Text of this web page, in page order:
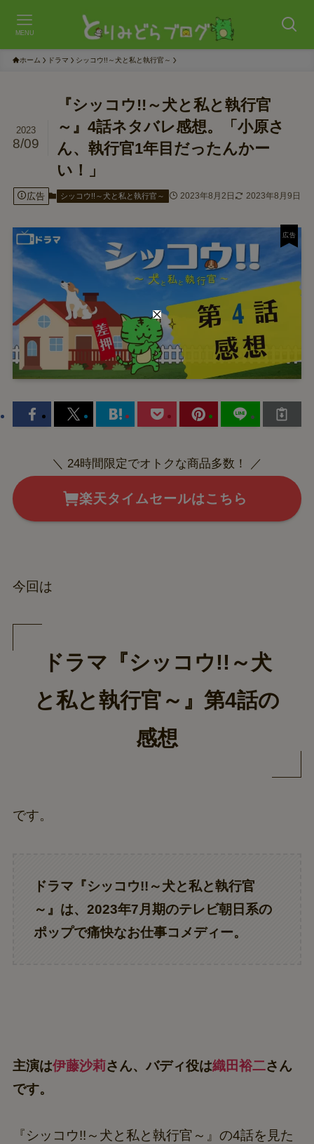
MENU
ホーム ドラマ シッコウ!!～犬と私と執行官～
『シッコウ!!～犬と私と執行官
～』4話ネタバレ感想。「小原さ
ん、執行官1年目だったんかー
い！」
2023
8/09
広告 シッコウ!!～犬と私と執行官～ 2023年8月2日 2023年8月9日
＼ 24時間限定でオトクな商品多数！ ／
楽天タイムセールはこちら
今回は
ドラマ『シッコウ!!～犬
と私と執行官～』第4話の
感想
です。
ドラマ『シッコウ!!～犬と私と執行官
～ 』は、2023年7月期のテレビ朝日系の
ポップで痛快なお仕事コメディー。
主演は伊藤沙莉さん、バディ役は織田裕二さん
です。
『シッコウ!!～犬と私と執行官～』の4話を見た